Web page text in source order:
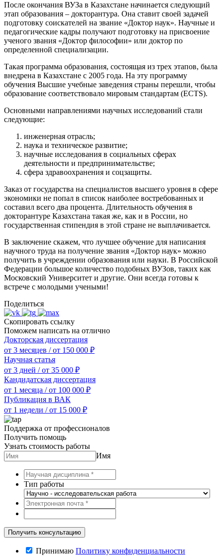
После окончания ВУЗа в Казахстане начинается следующий
этап образования – докторантура. Она ставит своей задачей
подготовку соискателей на звание «Доктор наук». Научные и
педагогические кадры получают подготовку на присвоение
ученого звания «Доктор философии» или доктор по
определенной специализации.
Такая программа образования, состоящая из трех этапов, была
внедрена в Казахстане с 2005 года. На эту программу
обучения Высшие учебные заведения страны перешли, чтобы
образование соответствовало мировым стандартам (ECTS).
Основными направлениями научных исследований стали
следующие:
инженерная отрасль;
наука и техническое развитие;
научные исследования в социальных сферах
деятельности и предпринимательстве;
сфера здравоохранения и соцзащиты.
Заказ от государства на специалистов высшего уровня в сфере
экономики не попал в список наиболее востребованных и
составил всего два процента. Длительность обучения в
докторантуре Казахстана такая же, как и в России, но
государственная стипендия в этой стране не выплачивается.
В заключение скажем, что лучшее обучение для написания
научного труда на получение звания «Доктор наук» можно
получить в учреждении образования или науки. В Российской
Федерации большое количество подобных ВУЗов, таких как
Московский Университет и другие. Они всегда готовы к
встрече с молодыми учеными!
Поделиться
Скопировать ссылку
Поможем написать на отлично
Докторская диссертация
от 3 месяцев /от 150 000 ₽
Научная статья
от 3 дней /от 35 000 ₽
Кандидатская диссертация
от 1 месяца /от 100 000 ₽
Публикация в ВАК
от 1 недели /от 15 000 ₽
Поддержка от профессионалов
Получить помощь
Узнать стоимость работы
Имя
Тип работы
Принимаю Политику конфиденциальности